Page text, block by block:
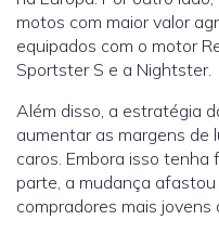
motos com maior valor
equipados com o motor
Sportster S e a Nightster.
Além disso, a estratégia
aumentar as margens de
caros. Embora isso
parte, a mudança
compradores mais jovens